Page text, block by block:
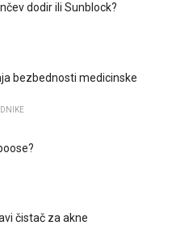
dodir ili Sunblock?
bezbednosti medicinske
čistač za akne